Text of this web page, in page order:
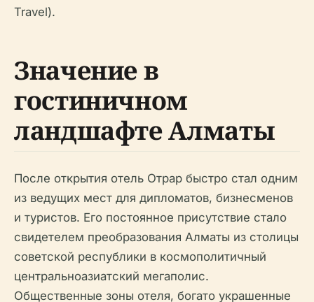
Travel).
Значение в
гостиничном
ландшафте Алматы
После открытия отель Отрар быстро стал одним
из ведущих мест для дипломатов, бизнесменов
и туристов. Его постоянное присутствие стало
свидетелем преобразования Алматы из столицы
советской республики в космополитичный
центральноазиатский мегаполис.
Общественные зоны отеля, богато украшенные